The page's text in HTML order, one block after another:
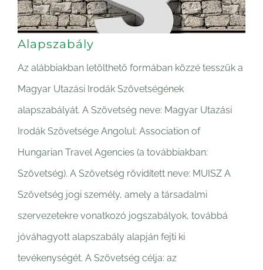
Alapszabály
Az alábbiakban letölthető formában közzé tesszük a
Magyar Utazási Irodák Szövetségének
alapszabályát. A Szövetség neve: Magyar Utazási
Irodák Szövetsége Angolul: Association of
Hungarian Travel Agencies (a továbbiakban:
Szövetség). A Szövetség rövidített neve: MUISZ A
Szövetség jogi személy, amely a társadalmi
szervezetekre vonatkozó jogszabályok, továbbá
jóváhagyott alapszabály alapján fejti ki
tevékenységét. A Szövetség célja: az